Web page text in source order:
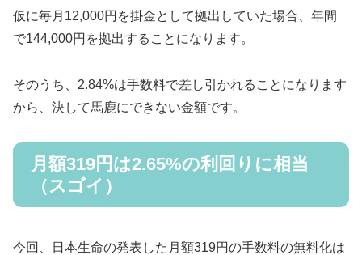
仮に毎月12,000円を掛金として拠出していた場合、年間
で144,000円を拠出することになります。
そのうち、2.84%は手数料で差し引かれることになります
から、決して馬鹿にできない金額です。
月額319円は2.65%の利回りに相当
（スゴイ）
今回、日本生命の発表した月額319円の手数料の無料化は